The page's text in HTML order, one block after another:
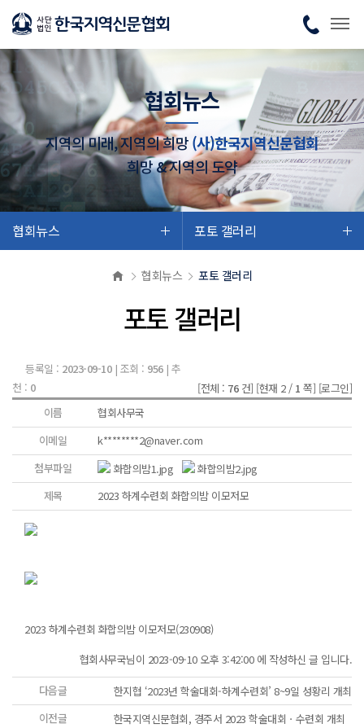
협회뉴스
지역의 미래, 지역의 희망(사)한국지역신문협회
희망 & 지역의 도약
협회뉴스 포토 갤러리
협회뉴스 포토 갤러리
포토 갤러리
등록일 : 2023-09-10| 조회 : 956| 추
천 : 0 [전체 : 76건] [현재 2 / 1 쪽] [로그인]
이름
협회사무국
이메일
k********2@naver.com
첨부파일
화합의밤1.jpg
화합의밤2.jpg
제목
2023 하계수련회 화합의밤 이모저모
2023 하계수련회 화합의밤 이모저모(230908)
협회사무국님이 2023-09-10 오후 3:42:00 에 작성하신 글 입니다.
다음글
한지협 ‘2023년 학술대회-하계수련회’ 8~9일 성황리 개최
이전글
한국지역신문협회, 경주서 2023 학술대회ㆍ수련회 개최